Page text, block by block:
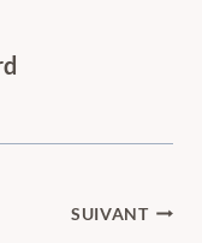
SUIVANT